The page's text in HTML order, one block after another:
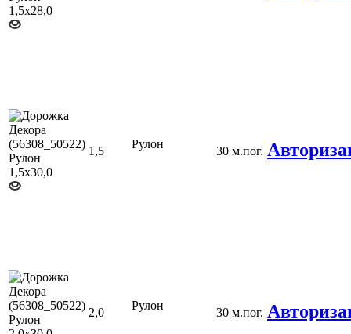
1,5
Рулон
30 м.пог.
2,0
Рулон
30 м.пог.